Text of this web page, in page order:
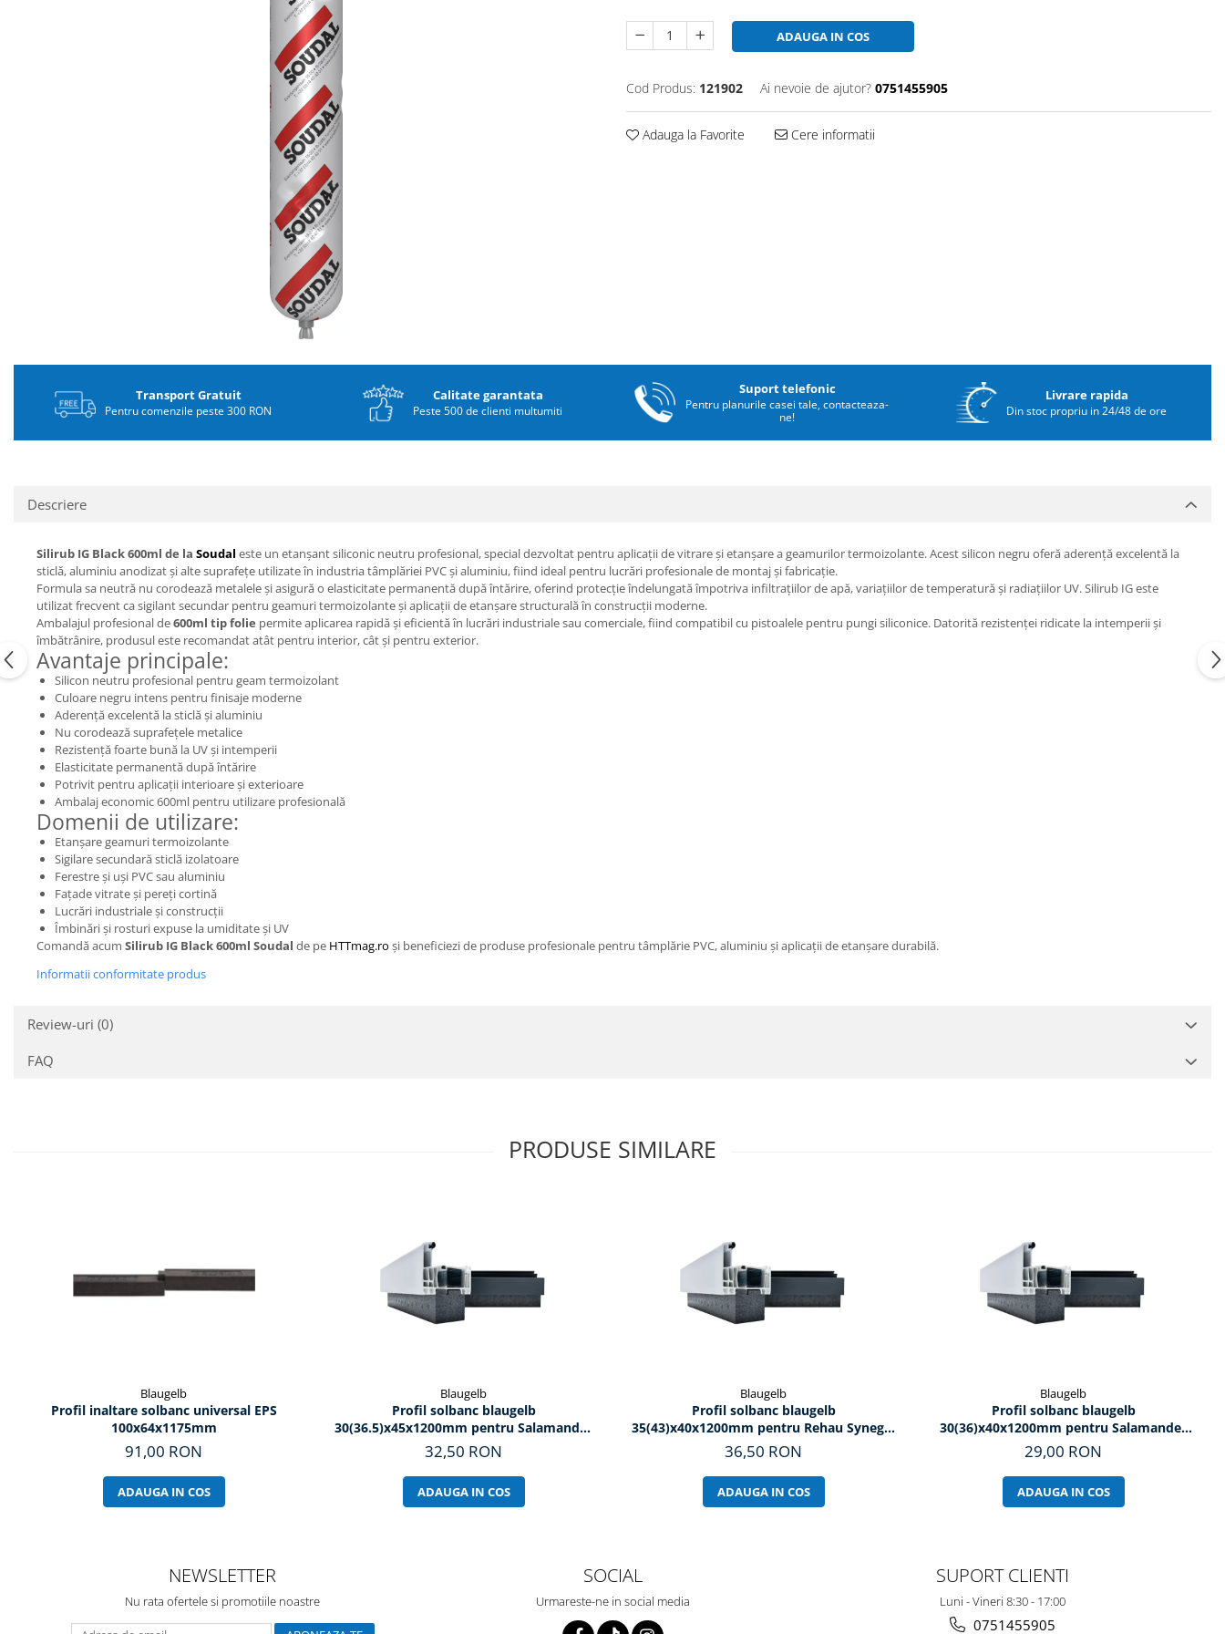
ADAUGA IN COS
Cod Produs: 121902 Ai nevoie de ajutor? 0751455905
Adauga la Favorite Cere informatii
Transport Gratuit
Pentru comenzile peste 300 RON
Calitate garantata
Peste 500 de clienti multumiti
Suport telefonic
Pentru planurile casei tale, contacteaza-
ne!
Livrare rapida
Din stoc propriu in 24/48 de ore
Descriere
Silirub IG Black 600ml de la Soudal este un etanșant siliconic neutru profesional, special dezvoltat pentru aplicații de vitrare și etanșare a geamurilor termoizolante. Acest silicon negru oferă aderență excelentă la
sticlă, aluminiu anodizat și alte suprafețe utilizate în industria tâmplăriei PVC și aluminiu, fiind ideal pentru lucrări profesionale de montaj și fabricație.
Formula sa neutră nu corodează metalele și asigură o elasticitate permanentă după întărire, oferind protecție îndelungată împotriva infiltrațiilor de apă, variațiilor de temperatură și radiațiilor UV. Silirub IG este
utilizat frecvent ca sigilant secundar pentru geamuri termoizolante și aplicații de etanșare structurală în construcții moderne.
Ambalajul profesional de600ml tip folie permite aplicarea rapidă și eficientă în lucrări industriale sau comerciale, fiind compatibil cu pistoalele pentru pungi siliconice. Datorită rezistenței ridicate la intemperii și
îmbătrânire, produsul este recomandat atât pentru interior, cât și pentru exterior.
Avantaje principale:
Silicon neutru profesional pentru geam termoizolant
Culoare negru intens pentru finisaje moderne
Aderență excelentă la sticlă și aluminiu
Nu corodează suprafețele metalice
Rezistență foarte bună la UV și intemperii
Elasticitate permanentă după întărire
Potrivit pentru aplicații interioare și exterioare
Ambalaj economic 600ml pentru utilizare profesională
Domenii de utilizare:
Etanșare geamuri termoizolante
Sigilare secundară sticlă izolatoare
Ferestre și uși PVC sau aluminiu
Fațade vitrate și pereți cortină
Lucrări industriale și construcții
Îmbinări și rosturi expuse la umiditate și UV
Comandă acum Silirub IG Black 600ml Soudal de pe HTTmag.ro și beneficiezi de produse profesionale pentru tâmplărie PVC, aluminiu și aplicații de etanșare durabilă.
Informatii conformitate produs
Review-uri (0)
FAQ
PRODUSE SIMILARE
Blaugelb
Profil inaltare solbanc universal EPS
100x64x1175mm
91,00 RON
ADAUGA IN COS
Blaugelb
Profil solbanc blaugelb
30(36.5)x45x1200mm pentru Salamander
76 si 92
32,50 RON
ADAUGA IN COS
Blaugelb
Profil solbanc blaugelb
35(43)x40x1200mm pentru Rehau Synego,
Geneo
36,50 RON
ADAUGA IN COS
Blaugelb
Profil solbanc blaugelb
30(36)x40x1200mm pentru Salamander
bluEvolution 82
29,00 RON
ADAUGA IN COS
NEWSLETTER
Nu rata ofertele si promotiile noastre
SOCIAL
Urmareste-ne in social media
SUPORT CLIENTI
Luni - Vineri 8:30 - 17:00
0751455905